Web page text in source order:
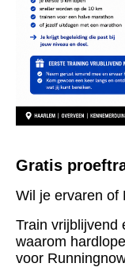
Gratis
Wil je ervaren of
Train vrijblijvend
waarom
voor